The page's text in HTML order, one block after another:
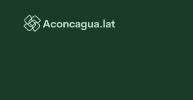
contenido